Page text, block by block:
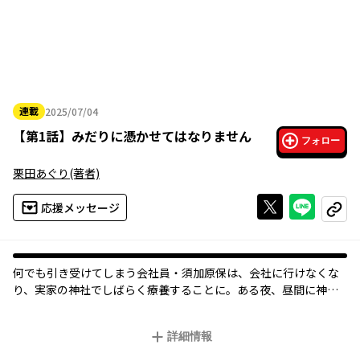
連載 2025/07/04
2025年07月04日
【第1話】 みだりに憑かせてはなりません フォロー
栗田あぐり (著者)
応援メッセージ Xで投稿する
ライン
コピー
何でも引き受けてしまう会社員・須加原保は、会社に行けなくな
り、実家の神社でしばらく療養することに。ある夜、昼間に神社
ラーでつながるラブコメディ♡詳細情報